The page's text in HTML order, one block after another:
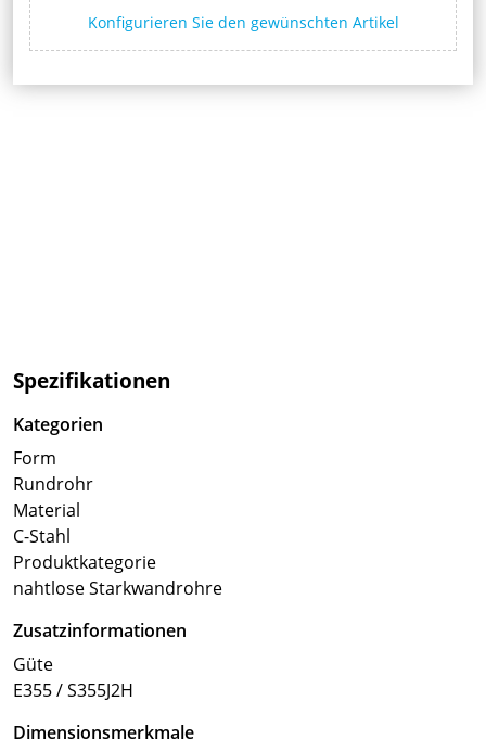
Konfigurieren Sie den gewünschten Artikel
Spezifikationen
Kategorien
Form
Rundrohr
Material
C-Stahl
Produktkategorie
nahtlose Starkwandrohre
Zusatzinformationen
Güte
E355 / S355J2H
Dimensionsmerkmale